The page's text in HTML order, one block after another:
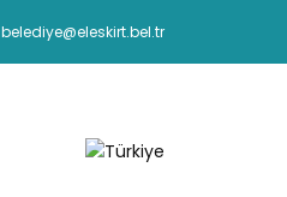
belediye@eleskirt.bel.tr